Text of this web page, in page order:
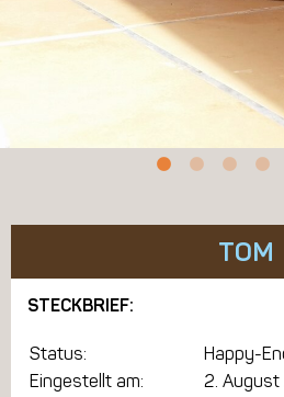
TOM
STECKBRIEF:
Status:
Happy-
Eingestellt am:
2. August